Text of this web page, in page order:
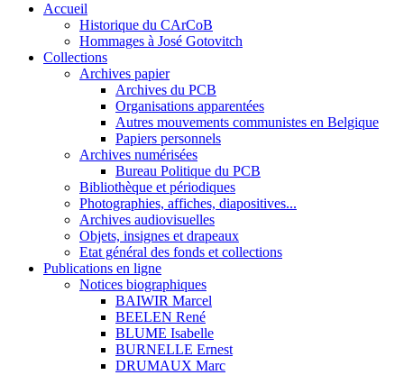
Accueil
Historique du CArCoB
Hommages à José Gotovitch
Collections
Archives papier
Archives du PCB
Organisations apparentées
Autres mouvements communistes en Belgique
Papiers personnels
Archives numérisées
Bureau Politique du PCB
Bibliothèque et périodiques
Photographies, affiches, diapositives...
Archives audiovisuelles
Objets, insignes et drapeaux
Etat général des fonds et collections
Publications en ligne
Notices biographiques
BAIWIR Marcel
BEELEN René
BLUME Isabelle
BURNELLE Ernest
DRUMAUX Marc